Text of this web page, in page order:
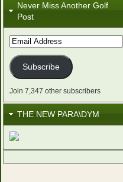
Never Miss Another Golf
Post
Email
Address
Subscribe
Join 7,347 other subscribers
THE NEW PARA\DYM